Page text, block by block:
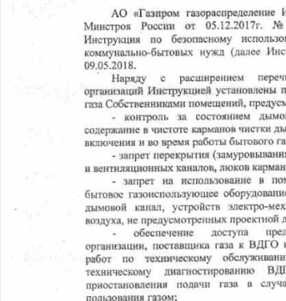
ОРГАНИЗАЦИИ
ИНФОРМАЦИЯ О ЦЕНАХ
РЕСУРСЫ